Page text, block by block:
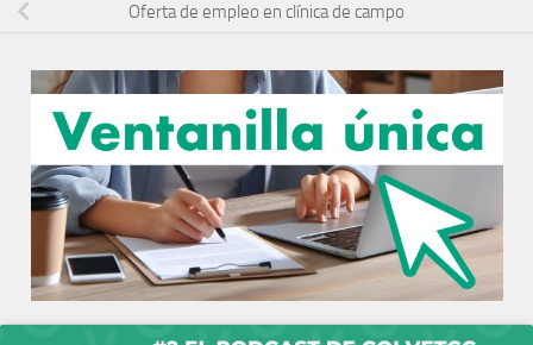
Oferta de empleo en clínica de campo